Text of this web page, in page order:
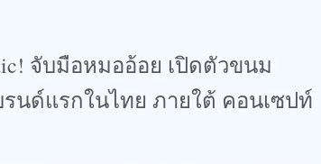
จับมือหมออ้อย เปิดตัวขนม
นด์แรกในไทย ภายใต้ คอนเซปท์